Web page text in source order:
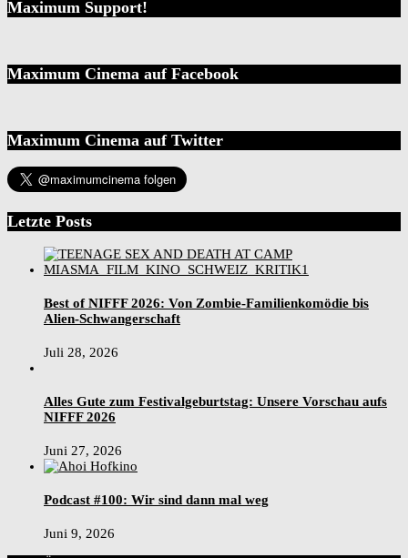
Maximum Support!
Maximum Cinema auf Facebook
Maximum Cinema auf Twitter
Letzte Posts
Best of NIFFF 2026: Von Zombie-Familienkomödie bis
Alien-Schwangerschaft
Juli 28, 2026
Alles Gute zum Festivalgeburtstag: Unsere Vorschau aufs
NIFFF 2026
Juni 27, 2026
Podcast #100: Wir sind dann mal weg
Juni 9, 2026